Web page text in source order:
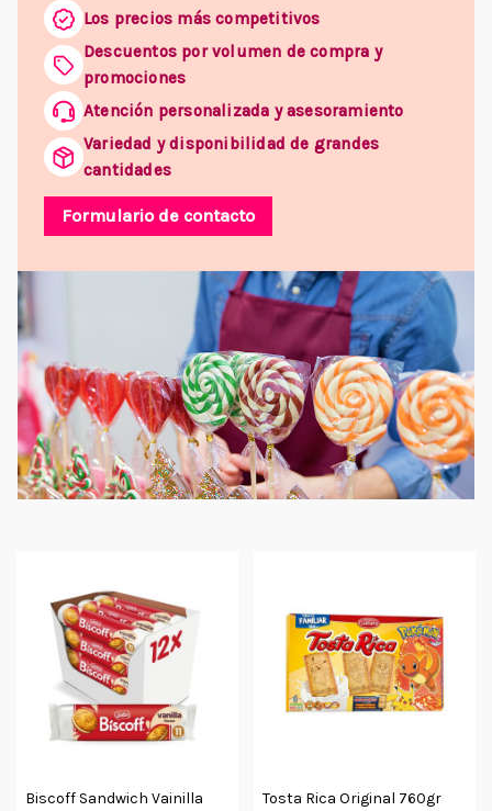
Los precios más competitivos
Descuentos por volumen de compra y
promociones
Atención personalizada y asesoramiento
Variedad y disponibilidad de grandes
cantidades
Formulario de contacto
Biscoff Sandwich Vainilla
Tosta Rica Original 760gr